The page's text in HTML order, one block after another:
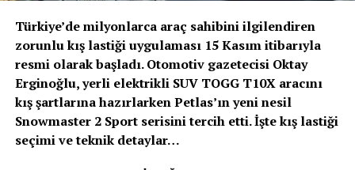
Volvo Trucks, Euro NCAP’in ağır ticari araçlar için ilk
güvenlik değerlendirmesini 2024 yılında başlattığında 5
yıldız alan ilk kamyon üreticisi olmuştu. Euro NCAP’den
5 yıldız almak, kamyonların sürücü desteği ve çarpışma
önleme kriterlerini karşıladığını ve hatta aştığını, sürücü
ile diğer yol kullanıcıları için trafik güvenliğini
Türkiye’de milyonlarca araç sahibini ilgilendiren
zorunlu kış lastiği uygulaması 15 Kasım itibarıyla
resmi olarak başladı. Otomotiv gazetecisi Oktay
Erginoğlu, yerli elektrikli SUV TOGG T10X aracını
kış şartlarına hazırlarken Petlas’ın yeni nesil
Snowmaster 2 Sport serisini tercih etti. İşte kış lastiği
seçimi ve teknik detaylar…